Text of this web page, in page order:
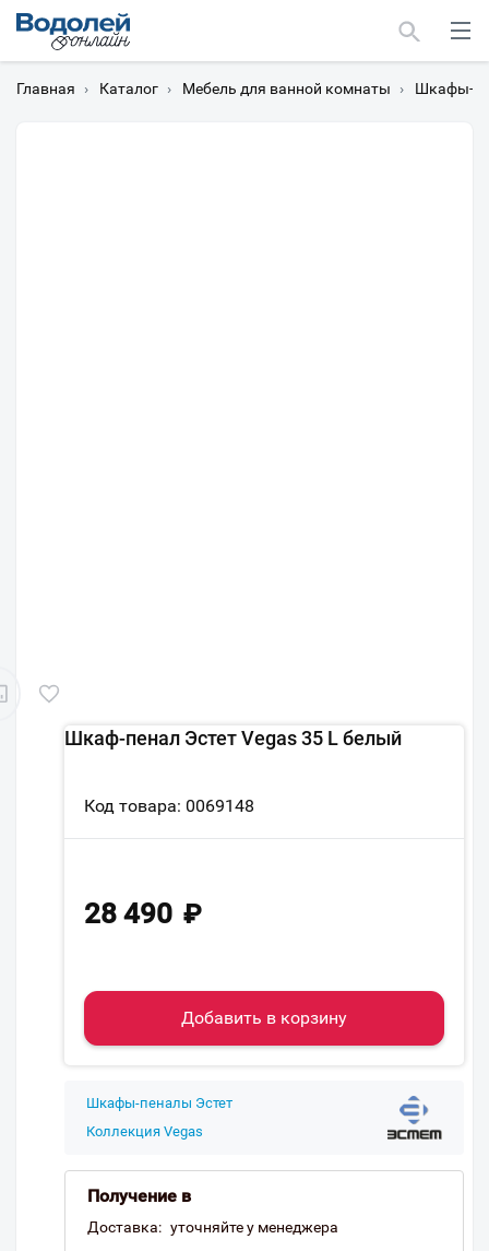
Главная › Каталог › Мебель для ванной комнаты › Шкафы-
Шкаф-пенал Эстет Vegas 35 L белый
Код товара: 0069148
28 490 ₽
Добавить в корзину
Шкафы-пеналы Эстет
Коллекция Vegas
Получение в
Доставка: уточняйте у менеджера